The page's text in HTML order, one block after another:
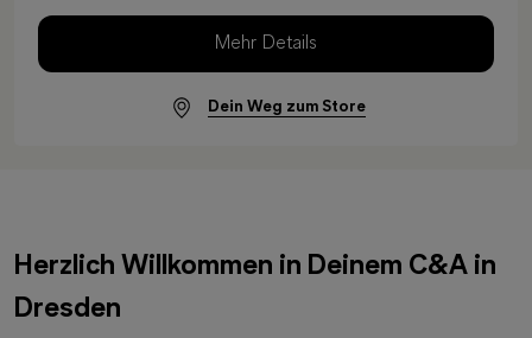
Mehr Details
Dein Weg zum Store
Herzlich Willkommen in Deinem C&A in
Dresden